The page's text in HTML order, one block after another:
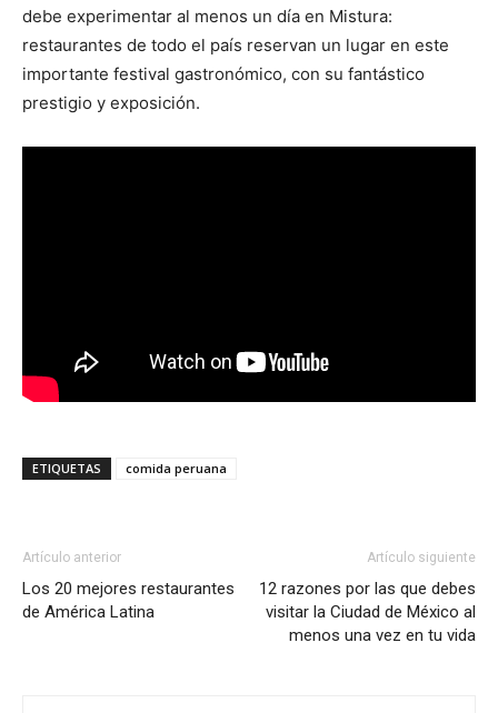
debe experimentar al menos un día en Mistura:
restaurantes de todo el país reservan un lugar en este
importante festival gastronómico, con su fantástico
prestigio y exposición.
ETIQUETAS comida peruana
Artículo anterior
Los 20 mejores restaurantes
de América Latina
Artículo siguiente
12 razones por las que debes
visitar la Ciudad de México al
menos una vez en tu vida